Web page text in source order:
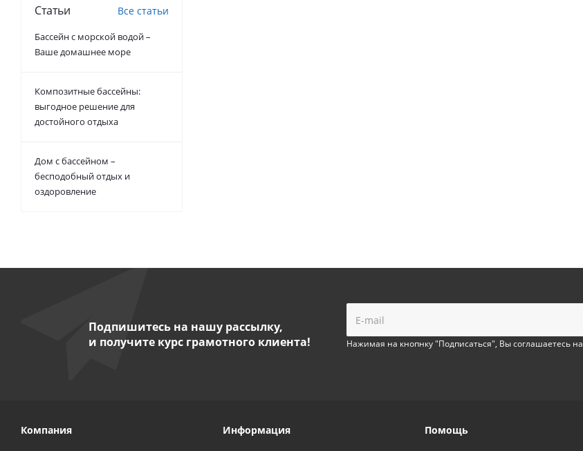
Статьи Все статьи
Бассейн с морской водой –
Ваше домашнее море
Композитные бассейны:
выгодное решение для
достойного отдыха
Дом с бассейном –
бесподобный отдых и
оздоровление
Подпишитесь на нашу рассылку,
и получите курс грамотного клиента!
Нажимая на кнопнку "Подписаться", Вы соглашаетесь на
Компания Информация Помощь